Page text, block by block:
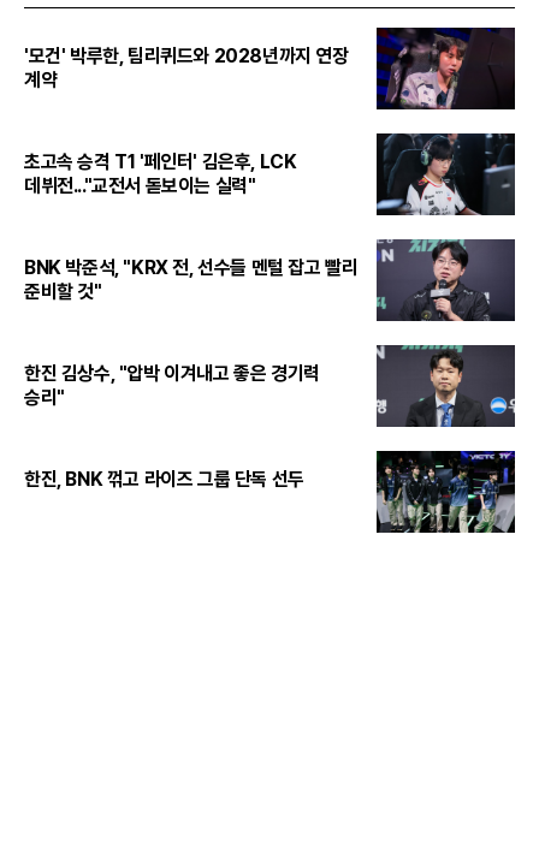
'모건' 박루한, 팀리퀴드와 2028년까지 연장
계약
초고속 승격 T1 '페인터' 김은후, LCK
데뷔전..."교전서 돋보이는 실력"
BNK 박준석, "KRX 전, 선수들 멘털 잡고 빨리
준비할 것"
한진 김상수, "압박 이겨내고 좋은 경기력
승리"
한진, BNK 꺾고 라이즈 그룹 단독 선두